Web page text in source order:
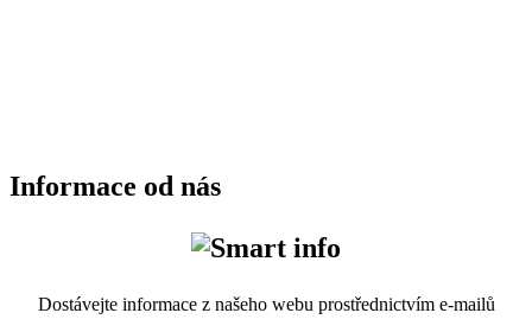
Informace od nás
Dostávejte informace z našeho webu prostřednictvím e-mailů